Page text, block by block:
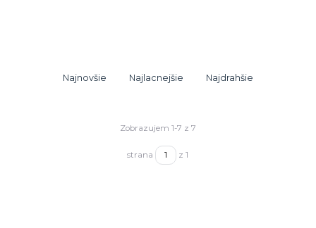
Najnovšie Najlacnejšie Najdrahšie
Zobrazujem 1-7 z 7
strana z 1